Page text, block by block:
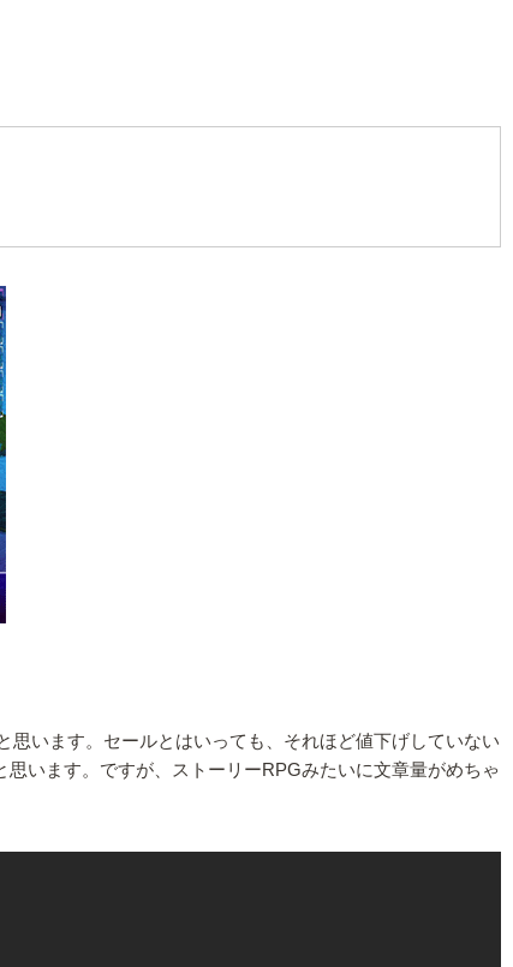
います。セールとはいっても、それほど値下げしていない
います。ですが、ストーリーRPGみたいに文章量がめちゃ